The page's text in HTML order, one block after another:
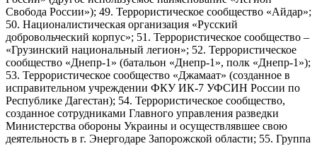
Свобода России»); 49. Террористическое сообщество «Айдар»;
50. Националистическая организация «Русский
добровольческий корпус»; 51. Террористическое сообщество –
«Грузинский национальный легион»; 52. Террористическое
сообщество «Днепр-1» (батальон «Днепр-1», полк «Днепр-1»);
53. Террористическое сообщество «Джамаат» (созданное в
исправительном учреждении ФКУ ИК-7 УФСИН России по
Республике Дагестан); 54. Террористическое сообщество,
созданное сотрудниками Главного управления разведки
Министерства обороны Украины и осуществлявшее свою
деятельность в г. Энергодаре Запорожской области; 55. Группа